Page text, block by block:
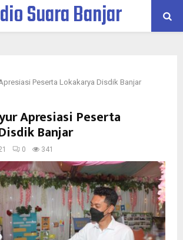
Suara Banjar
Peserta Lokakarya Disdik Banjar
Apresiasi Peserta
Banjar
0 341